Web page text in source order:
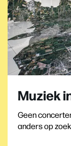
Muziek
Geen
anders op